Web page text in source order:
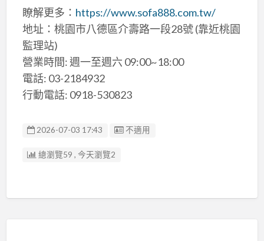
瞭解更多： https://www.sofa888.com.tw/
地址：桃園市八德區介壽路一段28號 (靠近桃園
監理站)
營業時間: 週一至週六 09:00~18:00
電話: 03-2184932
行動電話: 0918-530823
2026-07-03 17:43 廣告编號
不適用
總瀏覽59 , 今天瀏覽2